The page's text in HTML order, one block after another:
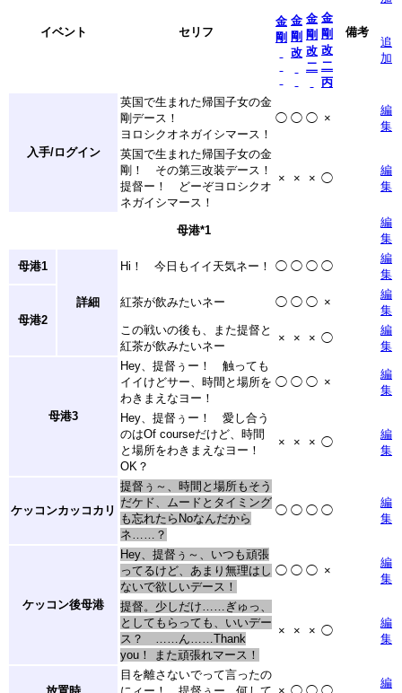
イベント セリフ 備考
金
剛
金
剛
改
金
剛
改
二
金
剛
改
二
丙
追
加
入手/ログイン
英国で生まれた帰国子女の金
剛デース！
ヨロシクオネガイシマース！
◯ ◯ ◯ ×
編
集
英国で生まれた帰国子女の金
剛！ その第三改装デース！
提督ー！ どーぞヨロシクオ
ネガイシマース！
× × × ◯
編
集
母港*1
編
集
母港1
詳細
Hi！ 今日もイイ天気ネー！ ◯ ◯ ◯ ◯
編
集
母港2
紅茶が飲みたいネー ◯ ◯ ◯ ×
編
集
この戦いの後も、また提督と
紅茶が飲みたいネー
× × × ◯
編
集
母港3
Hey、提督ぅー！ 触っても
イイけどサー、時間と場所を
わきまえなヨー！
◯ ◯ ◯ ×
編
集
Hey、提督ぅー！ 愛し合う
のはOf courseだけど、時間
と場所をわきまえなヨー！
OK？
× × × ◯
編
集
ケッコンカッコカリ
提督ぅ～、時間と場所もそう
だケド、ムードとタイミング
も忘れたらNoなんだから
ネ……？
◯ ◯ ◯ ◯
編
集
ケッコン後母港
Hey、提督ぅ～、いつも頑張
ってるけど、あまり無理はし
ないで欲しいデース！
◯ ◯ ◯ ×
編
集
提督。少しだけ……ぎゅっ、
としてもらっても、いいデー
ス？ ……ん……Thank
you！ また頑張れマース！
× × × ◯
編
集
目を離さないでって言ったの
編